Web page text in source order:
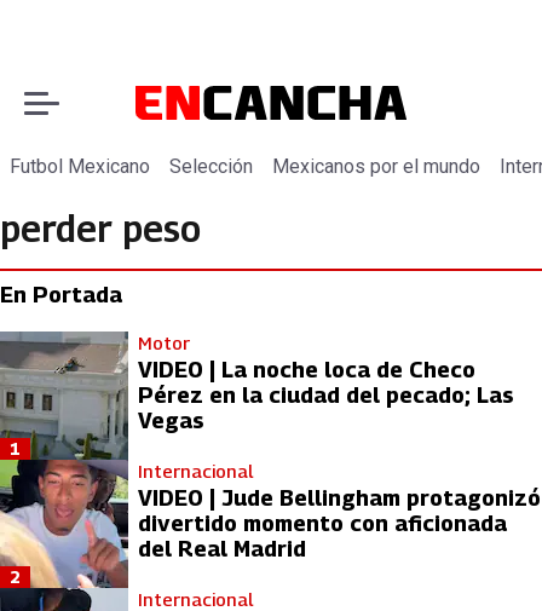
Futbol Mexicano Selección Mexicanos por el mundo
perder peso
En Portada
Motor
VIDEO | La noche loca de Checo
Pérez en la ciudad del pecado; Las
Vegas
1
Internacional
VIDEO | Jude Bellingham protagonizó
divertido momento con aficionada
del Real Madrid
2
Internacional